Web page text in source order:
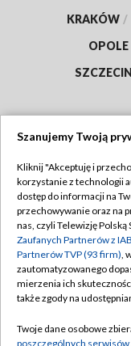
KRAKÓW /
OPOLE
SZCZECIN
Abonament TVP
Emisja w TVP
Centrum
Naziemna
Rada Programowa
Szanujemy Twoją
Kliknij "Akceptuję i
korzystanie z technologii
dostęp do informacji na
przechowywanie oraz na
nas, czyli Telewizję Polską
Zaufanych Partnerów z
Partnerów TVP (93 firm),
zautomatyzowanego
mierzenia ich
także zgody na
Twoje dane osobowe
poszczególnych serwisów